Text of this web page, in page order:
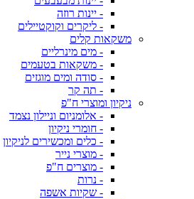
- יינות רוזה
- ליקרים וקוקטיילים
משקאות קלים
- מים מינרליים
- משקאות בטעמים
- סודה ומים מוגזים
- תה קר
ניקיון ומוצרי ח"פ
- אלומניום וניילון נצמד
- חומרי ניקיון
- כלים ומכשירים לניקיון
- מוצרי נייר
- מוצרים ח"פ
- נרות
- שקיות אשפה